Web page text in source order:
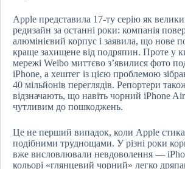
Apple представила 17-ту серію як
редизайн за останні роки: компанія
алюмінієвий корпус і заявила, що нове
краще захищене від подряпин. Проте у
мережі Weibo миттєво з’явилися фото
iPhone, а хештег із цією проблемою
40 мільйонів переглядів. Репортери
відзначають, що навіть чорний iPhone
чутливим до пошкоджень.
Це не перший випадок, коли Apple
подібними труднощами. У різні роки
вже висловлювали невдоволення —
кольорі «глянцевий чорний» легко